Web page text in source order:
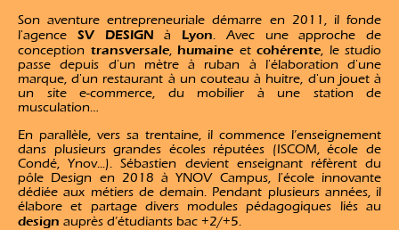
Son aventure entrepreneuriale démarre en 2011, il fonde
l'agence SV DESIGN à Lyon . Avec une approche de
conception transversale, humaine et cohérente , le studio
passe depuis d'un mètre à ruban à l'élaboration d'une
marque, d'un restaurant à un couteau à huitre, d'un jouet à
un site e-commerce, du mobilier à une station de
musculation…
En parallèle, vers sa trentaine, il commence l’enseignement
dans plusieurs grandes écoles réputées (ISCOM, école de
Condé, Ynov...). Sébastien devient enseignant réfèrent du
pôle Design en 2018 à YNOV Campus, l'école innovante
dédiée aux métiers de demain. Pendant plusieurs années, il
élabore et partage divers modules pédagogiques liés au
design auprès d’étudiants bac +2/+5.